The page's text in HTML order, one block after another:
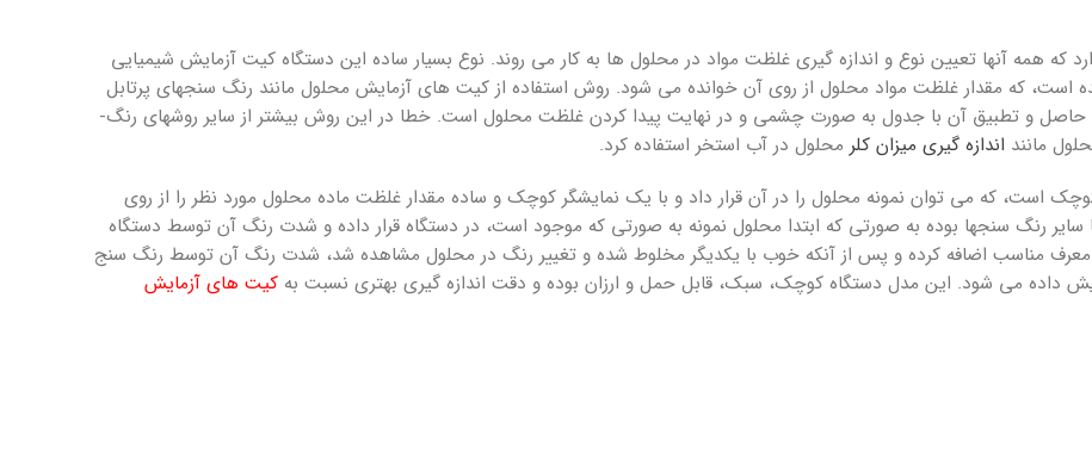
که همه آن­ها تعیین نوع و اندازه ­گیری غلظت مواد در محلول­ ها به­ کار می ­روند. نوع بسیار ساده این دستگاه کیت آزمایش شیمیایی
که مقدار غلظت مواد محلول از روی آن خوانده می­ شود. روش استفاده از کیت­ های آزمایش محلول مانند رنگ­ سنج­های پرتابل
است، با این تفاوت که میزان غلظت با توجه به تغییر رنگ حاصل و تطبیق آن با جدول به صورت چشمی و در نهایت پیدا کردن غلظت محلول است. خطا در این روش بیشتر از سایر روش­های رنگ­
مانند اندازه­ گیری میزان کلر محلول در آب استخر استفاده کرد.
است، که می­ توان نمونه محلول را در آن قرار داد و با یک نمایشگر کوچک و ساده مقدار غلظت ماده محلول مورد نظر را از روی
سایر رنگ­ سنج­ها بوده به صورتی که ابتدا محلول نمونه به صورتی که موجود است، در دستگاه قرار داده و شدت رنگ آن توسط دستگاه
مناسب اضافه کرده و پس از آنکه خوب با یکدیگر مخلوط شده و تغییر رنگ در محلول مشاهده شد، شدت رنگ آن توسط رنگ­ سنج
کیت­ های آزمایش